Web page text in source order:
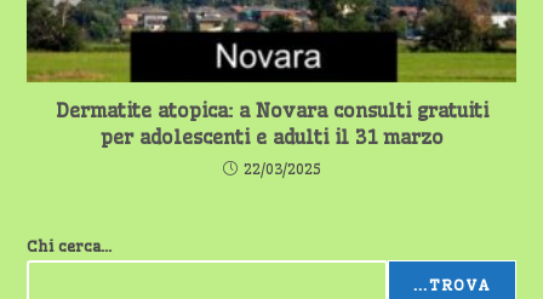
Dermatite atopica: a Novara consulti gratuiti
per adolescenti e adulti il 31 marzo
22/03/2025
Chi cerca...
...TROVA